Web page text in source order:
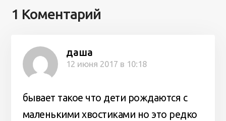
1 Коментарий
даша
12 июня 2017 в 10:18
бывает такое что дети рождаются с
маленькими хвостиками но это редко